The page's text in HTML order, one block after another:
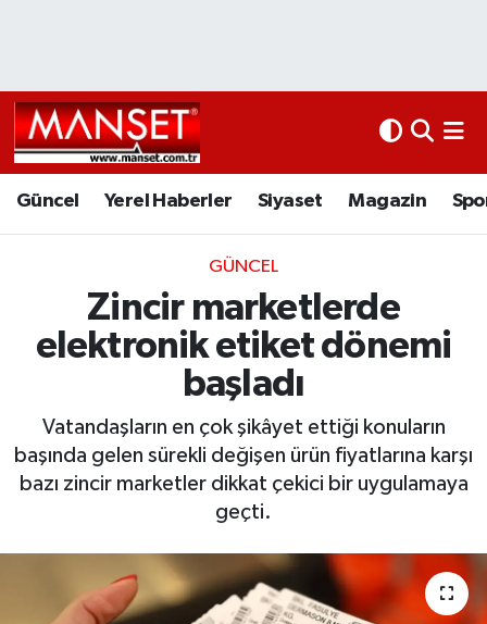
Güncel Yerel Haberler Siyaset Magazin
GÜNCEL
Zincir marketlerde
elektronik etiket dönemi
başladı
Vatandaşların en çok şikâyet ettiği konuların
başında gelen sürekli değişen ürün fiyatlarına karşı
bazı zincir marketler dikkat çekici bir uygulamaya
geçti.
Kültür Sanat
Magazin
Spor
İletişim
Künye
www.manset.com.tr
Yerel Haberler
Siyaset
Spor
Sağlık
Eğitim
Teknoloji
Hava Durumu
Namaz Vakitleri
Süper Lig Puan Durumu ve Fikstür
Tüm Manşetler
Son Dakika Haberleri
Haber Arşivi